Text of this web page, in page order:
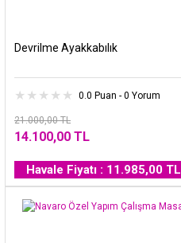
Devrilme Ayakkabılık
0.0 Puan - 0 Yorum
21.000,00 TL
14.100,00 TL
Havale Fiyatı : 11.985,00 TL